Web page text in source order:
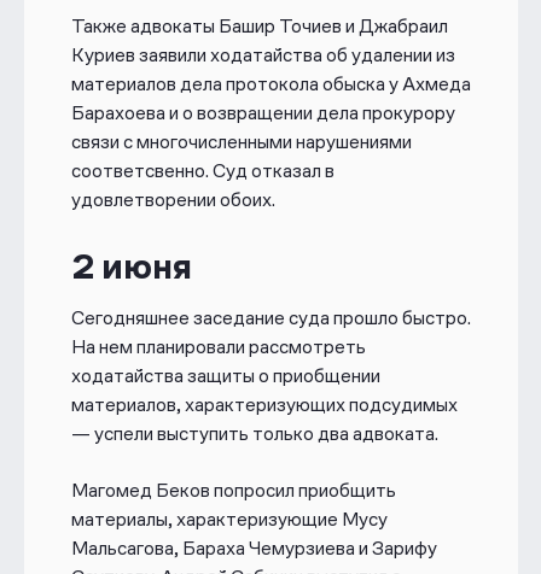
— Малсага Ужахова — председателя
Совета тейпов ингушского народа;
— члена этого Совета Ахмеда
Барахоева;
— Зарифу Саутиеву — бывшую
заместительницу директора
республиканского «Мемориального
комплекса жертвам репрессий»;
красного креста»;
организации «Выбор Ингушетии»,
занимающейся наблюдением на
выборах;
— Багаудина Хаутиева — главу
Совета молодежных организаций
— Бараха Чемурзиева —
председателя общественного
объединения «Опора Ингушетии».
Также адвокаты Башир Точиев и Джабраил
Куриев заявили ходатайства об удалении из
материалов дела протокола обыска у Ахмеда
Барахоева и о возвращении дела прокурору
связи с многочисленными нарушениями
соответсвенно. Суд отказал в
удовлетворении обоих.
2 июня
Сегодняшнее заседание суда прошло быстро.
На нем планировали рассмотреть
ходатайства защиты о приобщении
материалов, характеризующих подсудимых
— успели выступить только два адвоката.
Магомед Беков попросил приобщить
материалы, характеризующие Мусу
Мальсагова, Бараха Чемурзиева и Зарифу